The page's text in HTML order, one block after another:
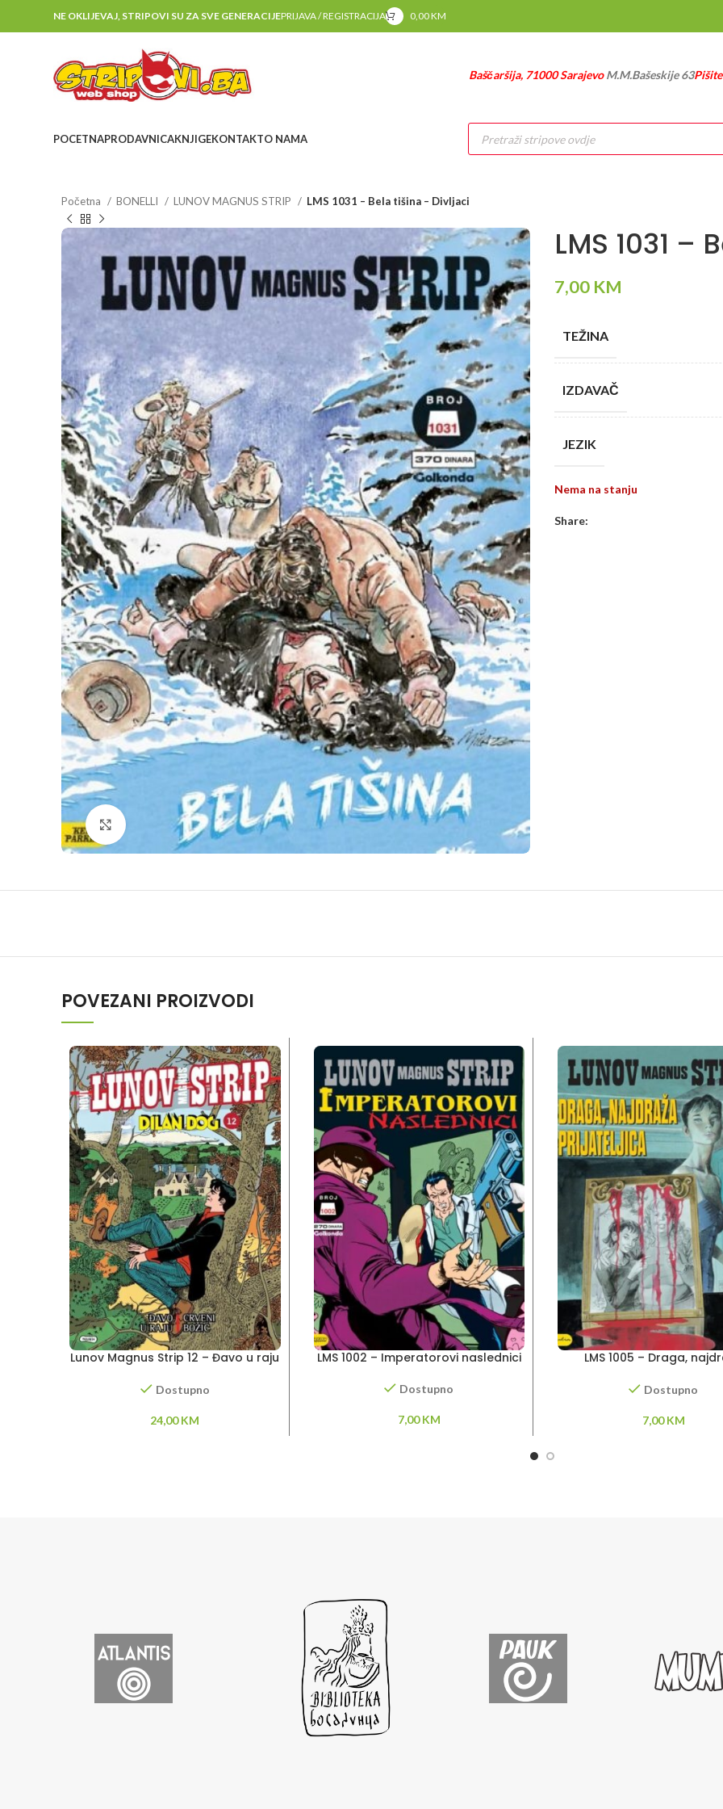
NE OKLIJEVAJ, STRIPOVI SU ZA SVE GENERACIJEPRIJAVA / REGISTRACIJA 0,00KM
Baščaršija, 71000 SarajevoM.M.Bašeskije 63
POCETNAPRODAVNICAKNJIGEKONTAKTO NAMA
Products
search
Početna BONELLI LUNOV MAGNUS STRIP LMS 1031 – Bela tišina – Divljaci
Klikni da povečaš
LMS 1031
7,00 KM
TEŽINA
IZDAVAČ
JEZIK
Nema na stanju
Share:
POVEZANI PROIZVODI
Lunov Magnus Strip 12 – Đavo u raju
Dostupno
24,00KM
LMS 1002 – Imperatorovi naslednici
Dostupno
7,00KM
LMS 1005 – Draga,
Dostupno
7,00KM